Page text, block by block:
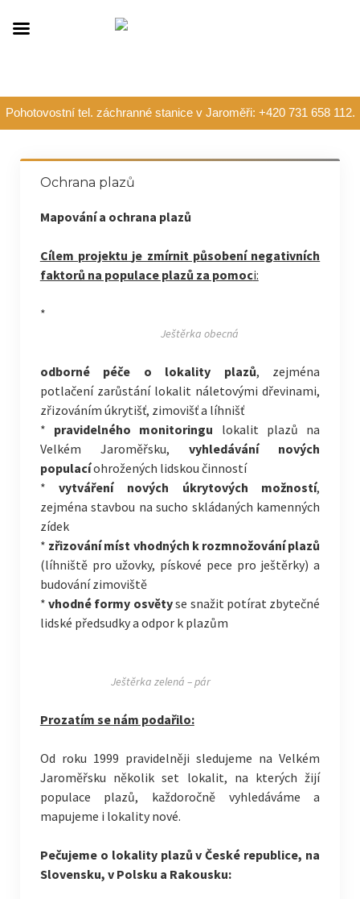
Pohotovostní tel. záchranné stanice v Jaroměři: +420 731 658 112.
Ochrana plazů
Mapování a ochrana plazů
Cílem projektu je zmírnit působení negativních
faktorů na populace plazů za pomoci:
Ještěrka obecná
*
odborné péče o lokality plazů, zejména
potlačení zarůstání lokalit náletovými dřevinami,
zřizováním úkrytišť, zimovišť a líhnišť
* pravidelného monitoringu lokalit plazů na
Velkém Jaroměřsku,vyhledávání nových
populacíohrožených lidskou činností
*vytváření nových úkrytových možností,
zejména stavbou na sucho skládaných kamenných
zídek
* zřizování míst vhodných k rozmnožování plazů
(líhniště pro užovky, pískové pece pro ještěrky) a
budování zimoviště
*vhodné formy osvětyse snažit potírat zbytečné
lidské předsudky a odpor k plazům
Ještěrka zelená – pár
Prozatím se nám podařilo:
Od roku 1999 pravidelněji sledujeme na Velkém
Jaroměřsku několik set lokalit, na kterých žijí
populace plazů, každoročně vyhledáváme a
mapujeme i lokality nové.
Pečujeme o lokality plazů v České republice, na
Slovensku, v Polsku a Rakousku: